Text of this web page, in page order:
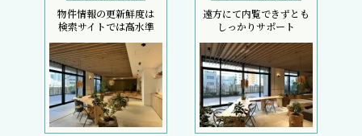
物件情報の更新鮮度は
検索サイトでは高水準
遠方にて内覧できずとも
しっかりサポート